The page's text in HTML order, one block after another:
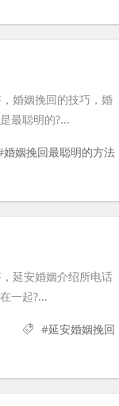
婚姻挽回的技巧，婚
最聪明的?...
婚姻挽回最聪明的方法
延安婚姻介绍所电话
一起?...
#延安婚姻挽回